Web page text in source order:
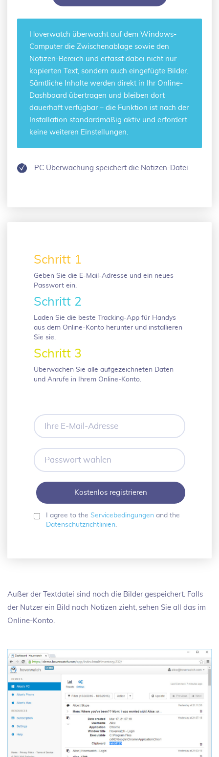
Hoverwatch überwacht auf dem Windows-
Computer die Zwischenablage sowie den
Notizen-Bereich und erfasst dabei nicht nur
kopierten Text, sondern auch eingefügte Bilder.
Sämtliche Inhalte werden direkt in Ihr Online-
Dashboard übertragen und bleiben dort
dauerhaft verfügbar – die Funktion ist nach der
Installation standardmäßig aktiv und erfordert
keine weiteren Einstellungen.
PC Überwachung speichert die Notizen-Datei
Schritt 1
Geben Sie die E-Mail-Adresse und ein neues
Passwort ein.
Schritt 2
Laden Sie die beste Tracking-App für Handys
aus dem Online-Konto herunter und installieren
Sie sie.
Schritt 3
Überwachen Sie alle aufgezeichneten Daten
und Anrufe in Ihrem Online-Konto.
Ihre
E-
Mail-
Adresse
Passwort
wählen
I agree to the Servicebedingungenand the
Datenschutzrichtlinien.
Außer der Textdatei sind noch die Bilder gespeichert. Falls
der Nutzer ein Bild nach Notizen zieht, sehen Sie all das im
Online-Konto.